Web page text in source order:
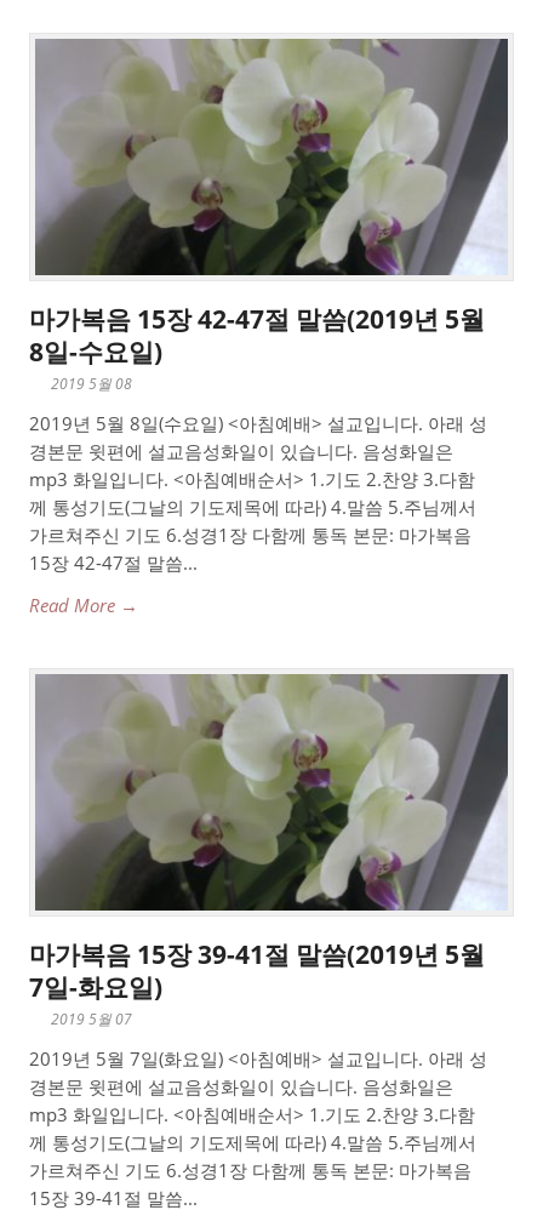
마가복음 15장 42-47절 말씀(2019년 5월
8일-수요일)
2019 5월 08
2019년 5월 8일(수요일) <아침예배> 설교입니다. 아래 성
경본문 윗편에 설교음성화일이 있습니다. 음성화일은
mp3 화일입니다. <아침예배순서> 1.기도 2.찬양 3.다함
께 통성기도(그날의 기도제목에 따라) 4.말씀 5.주님께서
가르쳐주신 기도 6.성경1장 다함께 통독 본문: 마가복음
15장 42-47절 말씀...
Read More →
마가복음 15장 39-41절 말씀(2019년 5월
7일-화요일)
2019 5월 07
2019년 5월 7일(화요일) <아침예배> 설교입니다. 아래 성
경본문 윗편에 설교음성화일이 있습니다. 음성화일은
mp3 화일입니다. <아침예배순서> 1.기도 2.찬양 3.다함
께 통성기도(그날의 기도제목에 따라) 4.말씀 5.주님께서
가르쳐주신 기도 6.성경1장 다함께 통독 본문: 마가복음
15장 39-41절 말씀...